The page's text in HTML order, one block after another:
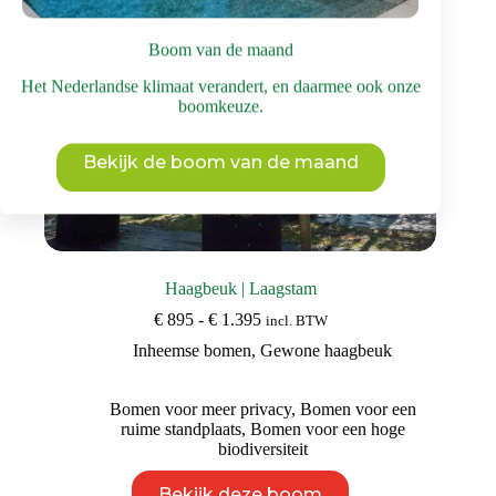
Boom van de maand
Het Nederlandse klimaat verandert, en daarmee ook onze
boomkeuze.
Bekijk de boom van de maand
productpagina
Haagbeuk | Laagstam
€895 - €1.395Prijsklasse:
tot
incl. BTW
Inheemse bomen,Gewone haagbeuk
Bomen voor meer privacy, Bomen voor een
ruime standplaats, Bomen voor een hoge
biodiversiteit